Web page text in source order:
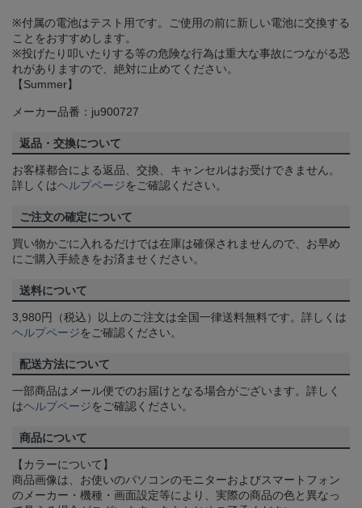
※付属の電池はテスト用です。ご使用の前に新しい電池に交換する
ことをおすすめします。
※投げたり叩いたりする等の危険な行為は重大な事故につながる恐
れがありますので、絶対に止めてください。
【Summer】
メーカー品番：ju900727
返品・交換について
お客様都合による返品、交換、キャンセルはお受けできません。
詳しくはヘルプページをご確認ください。
ご注文の確定について
買い物かごに入れるだけでは在庫は確保されませんので、お早め
にご購入手続きをお済ませください。
送料について
3,980円（税込）以上のご注文は全国一律送料無料です。詳しくは
ヘルプページをご確認ください。
配送方法について
一部商品はメール便でのお届けとなる場合がございます。詳しく
はヘルプページをご確認ください。
商品について
【カラーについて】
商品画像は、お使いのパソコンのモニターおよびスマートフォン
のメーカー・機種・画面設定等により、実際の商品の色と異なっ